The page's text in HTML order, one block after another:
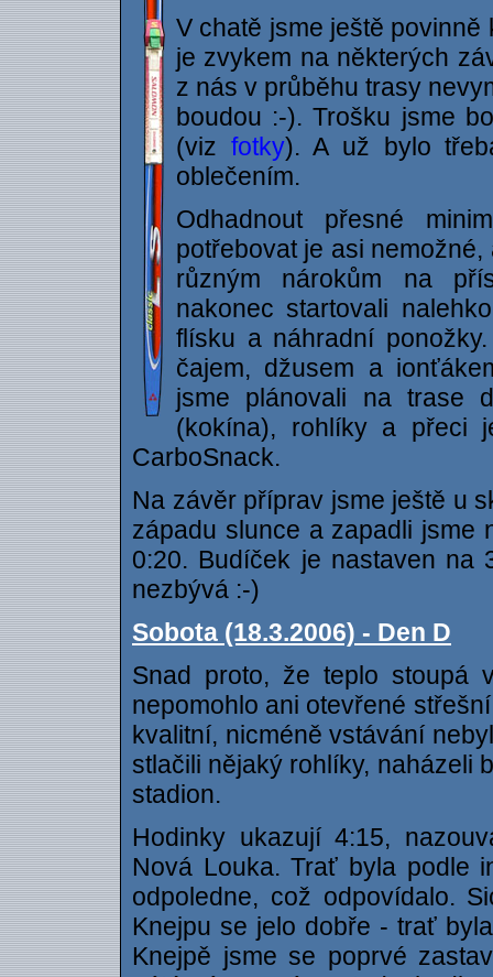
V chatě jsme ještě
je zvykem na některých
z nás v průběhu trasy
boudou :-). Trošku jsme
(viz fotky). A už bylo
oblečením.
Odhadnout přesné
potřebovat je asi
různým nárokům na
nakonec startovali
flísku a náhradní
čajem, džusem a
jsme plánovali na trase
(kokína), rohlíky a přeci
CarboSnack.
Na závěr příprav jsme ještě u
západu slunce a zapadli jsme
0:20. Budíček je nastaven na
nezbývá :-)
Sobota (18.3.2006) - Den D
Snad proto, že teplo stoupá
nepomohlo ani otevřené
kvalitní, nicméně vstávání
stlačili nějaký rohlíky, naházeli
stadion.
Hodinky ukazují 4:15,
Nová Louka. Trať byla podle
odpoledne, což odpovídalo.
Knejpu se jelo dobře - trať
Knejpě jsme se poprvé